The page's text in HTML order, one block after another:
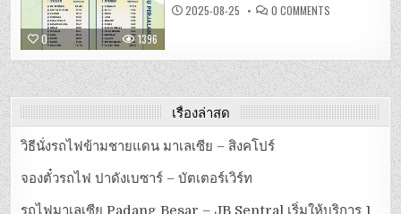
ให้
บริการ
0 1396
2025-08-25 0 COMMENTSON
รถไฟ
KL
SENTRAL
ไป
KLUANG
เริ่ม
ให้
บริการ
เรื่องล่าสุด
วิธีนั่งรถไฟข้ามชายแดน มาเลเซีย – สิงคโปร์
จองตั๋วรถไฟ ปาดังเบซาร์ – บัตเตอร์เวิร์ท
รถไฟมาเลเซีย Padang Besar – JB Sentral เริ่มให้บริการ 1